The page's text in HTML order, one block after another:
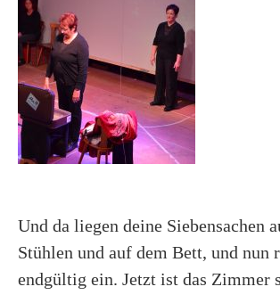
Und da liegen deine Siebensachen
Stühlen und auf dem Bett, und nun
endgültig ein. Jetzt ist das Zimmer